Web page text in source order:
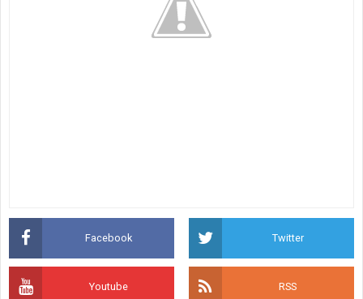
Facebook Twitter
Youtube RSS